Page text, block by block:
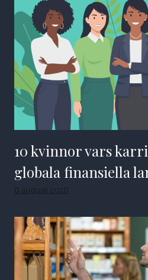
10 kvinnor vars
globala finansiella
6 augusti 2026